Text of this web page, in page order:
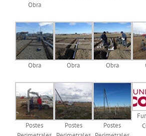
Obra
Obra Obra Obra
Postes
Postes
Postes